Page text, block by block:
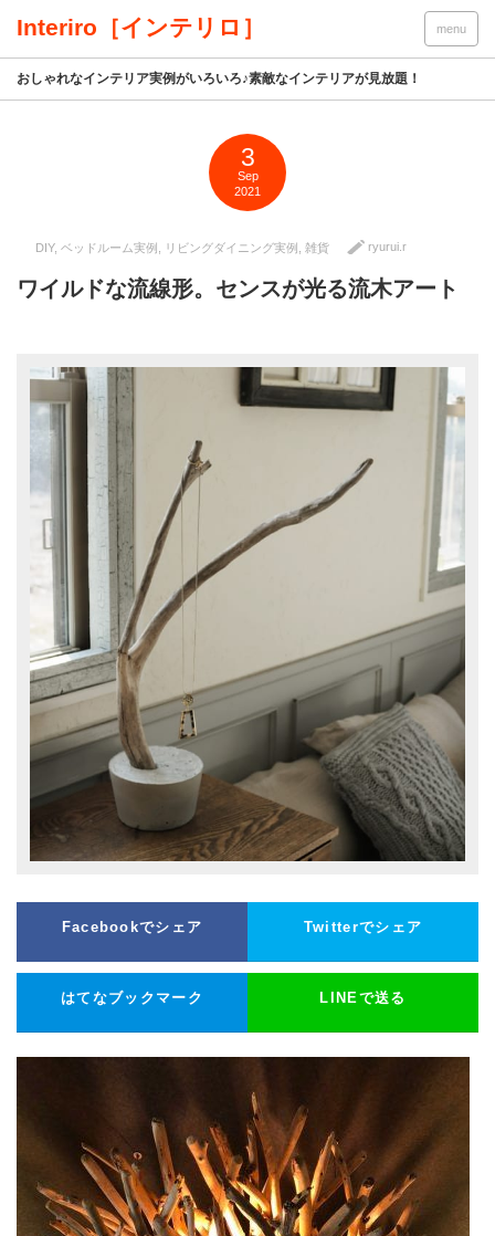
Interiro［インテリロ］ menu
おしゃれなインテリア実例がいろいろ♪素敵なインテリアが見放題！
3
Sep
2021
DIY, ベッドルーム実例 リビングダイニング実例 雑貨 ryurui.r
ワイルドな流線形。センスが光る流木アート
Facebookでシェア Twitterでシェア
はてなブックマーク LINEで送る